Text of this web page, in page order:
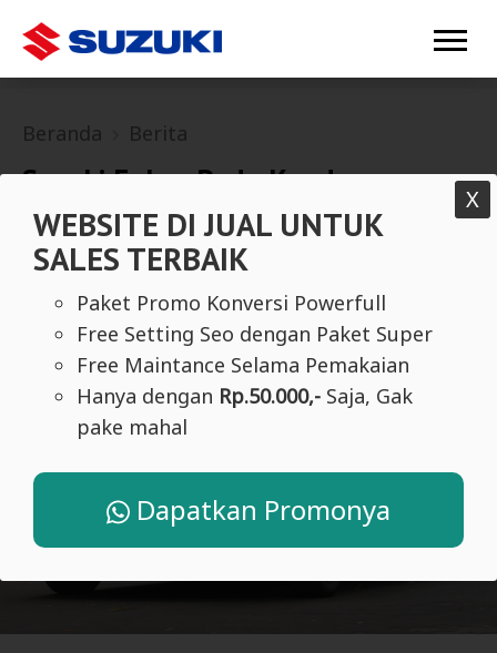
WEBSITE DI JUAL UNTUK
SALES TERBAIK
Paket Promo Konversi Powerfull
Free Setting Seo dengan Paket Super
Free Maintance Selama Pemakaian
Hanya dengan Rp.50.000,-Saja, Gak
pake mahal
Dapatkan Promonya
X
Beranda Berita
Suzuki Fokus Pada Kendaraan
Ramah Lingkungan